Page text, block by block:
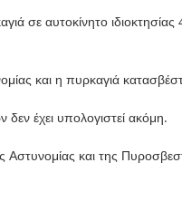
σε αυτοκίνητο
και η πυρκαγιά
έχει υπολογιστεί ακόμη.
Αστυνομίας και της